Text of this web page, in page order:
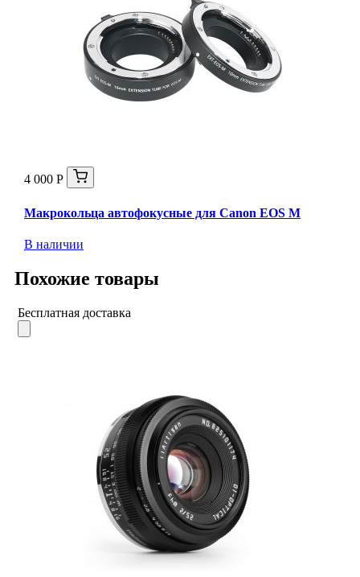
4 000 Р
Макрокольца автофокусные для Canon EOS M
В наличии
Похожие товары
Бесплатная доставка